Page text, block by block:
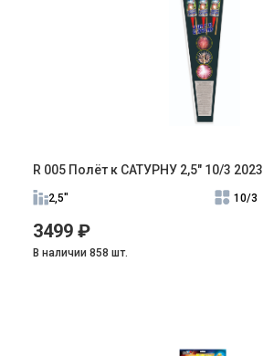
R 005 Полёт к САТУРНУ 2,5" 10/3 2023
2,5" 10/3
3499 ₽
В наличии 858 шт.